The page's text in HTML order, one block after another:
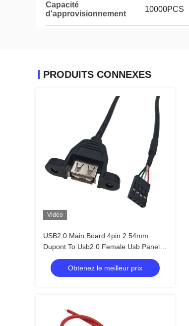
Capacité
d'approvisionnement
10000PCS
PRODUITS CONNEXES
Vidéo
USB2.0 Main Board 4pin 2.54mm
Dupont To Usb2.0 Female Usb Panel
Mount Cable
Obtenez le meilleur prix